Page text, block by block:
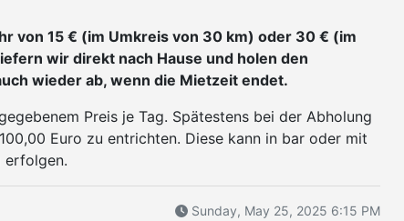
von 15 € (im Umkreis von 30 km) oder 30 € (im
wir direkt nach Hause und holen den
wieder ab, wenn die Mietzeit endet.
Preis je Tag. Spätestens bei der Abholung
Euro zu entrichten. Diese kann in bar oder mit
erfolgen.
Sunday, May 25, 2025 6:15 PM